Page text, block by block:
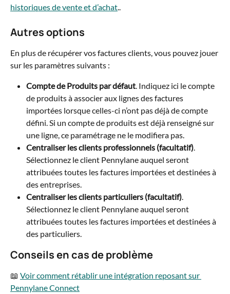
historiques de vente et d’achat
Autres options
En plus de récupérer vos factures clients, vous pouvez jouer
sur les paramètres suivants :
Compte de Produits par défaut. Indiquez ici le compte
de produits à associer aux lignes des factures
importées lorsque celles-ci n’ont pas déjà de compte
défini. Si un compte de produits est déjà renseigné sur
une ligne, ce paramétrage ne le modifiera pas.
Centraliser les clients professionnels (facultatif).
Sélectionnez le client Pennylane auquel seront
attribuées toutes les factures importées et destinées à
des entreprises.
Centraliser les clients particuliers (facultatif).
Sélectionnez le client Pennylane auquel seront
attribuées toutes les factures importées et destinées à
des particuliers.
Conseils en cas de problème
📖 Voir comment rétablir une intégration reposant sur
Pennylane Connect